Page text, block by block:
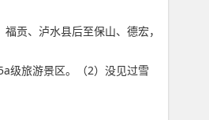
贡、泸水县后至保山、德宏，
级旅游景区。（2）没见过雪